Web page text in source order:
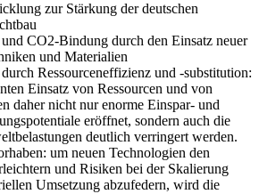
zur Stärkung der deutschen
CO2-Bindung durch den Einsatz neuer
und Materialien
Ressourceneffizienz und -substitution:
Einsatz von Ressourcen und von
daher nicht nur enorme Einspar- und
eröffnet, sondern auch die
deutlich verringert werden.
um neuen Technologien den
und Risiken bei der Skalierung
Umsetzung abzufedern, wird die